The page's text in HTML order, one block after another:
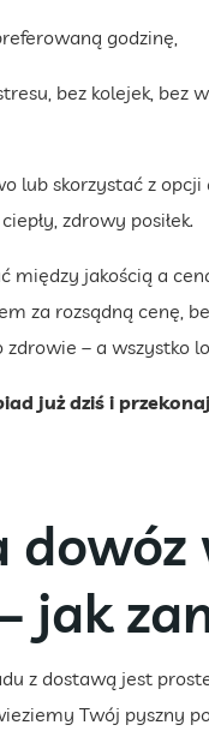
godzinę,
bez kolejek, bez
lub skorzystać z
zdrowy posiłek.
między jakością a
za rozsądną cenę,
zdrowie – a wszystko
już dziś i
dowóz
jak
z dostawą jest
Twój pyszny